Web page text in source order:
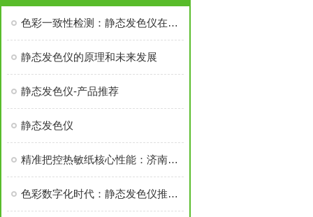
色彩一致性检测：静态发色仪在化妆品质量控制中的角色
静态发色仪的原理和未来发展
静态发色仪-产品推荐
静态发色仪
精准把控热敏纸核心性能：济南恒品 静态发色仪的技术价值与应用
色彩数字化时代：静态发色仪推动美发行业智能化转型